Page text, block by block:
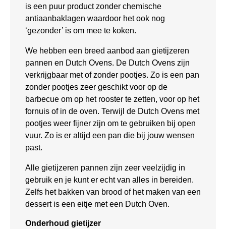
is een puur product zonder chemische
antiaanbaklagen waardoor het ook nog
‘gezonder’ is om mee te koken.
We hebben een breed aanbod aan gietijzeren
pannen en Dutch Ovens. De Dutch Ovens zijn
verkrijgbaar met of zonder pootjes. Zo is een pan
zonder pootjes zeer geschikt voor op de
barbecue om op het rooster te zetten, voor op het
fornuis of in de oven. Terwijl de Dutch Ovens met
pootjes weer fijner zijn om te gebruiken bij open
vuur. Zo is er altijd een pan die bij jouw wensen
past.
Alle gietijzeren pannen zijn zeer veelzijdig in
gebruik en je kunt er echt van alles in bereiden.
Zelfs het bakken van brood of het maken van een
dessert is een eitje met een Dutch Oven.
Onderhoud gietijzer